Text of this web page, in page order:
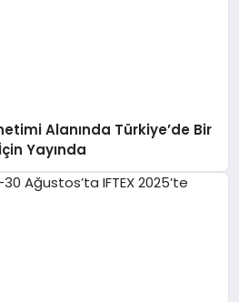
Alanında Türkiye’de Bir
Yayında